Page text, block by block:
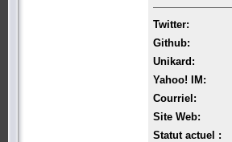
Twitter:
Github:
Unikard:
Yahoo! IM:
Courriel:
Site Web:
Statut actuel :